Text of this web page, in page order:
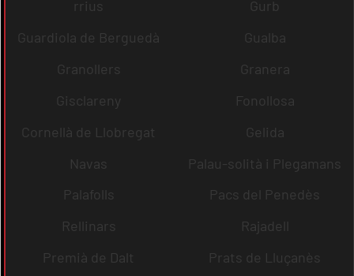
rrius
Gurb
Guardiola de Berguedà
Gualba
Granollers
Granera
Gisclareny
Fonollosa
Cornellà de Llobregat
Gelida
Navas
Palau-solità i Plegamans
Palafolls
Pacs del Penedès
Rellinars
Rajadell
Premià de Dalt
Prats de Lluçanès